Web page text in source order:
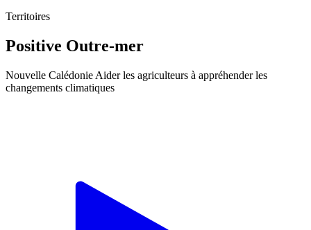
Territoires
Positive Outre-mer
Nouvelle Calédonie Aider les agriculteurs à appréhender les
changements climatiques